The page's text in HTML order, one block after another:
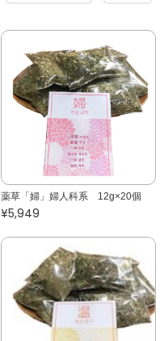
薬草「婦」婦人科系 12g×20個
¥5,949